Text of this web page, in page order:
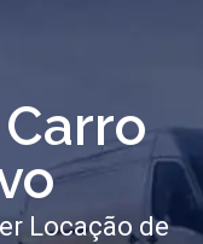
Locação de